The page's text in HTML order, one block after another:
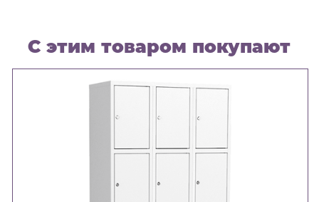
С этим товаром покупают